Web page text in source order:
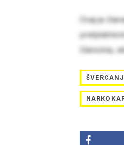
Ovaj je
člancima,